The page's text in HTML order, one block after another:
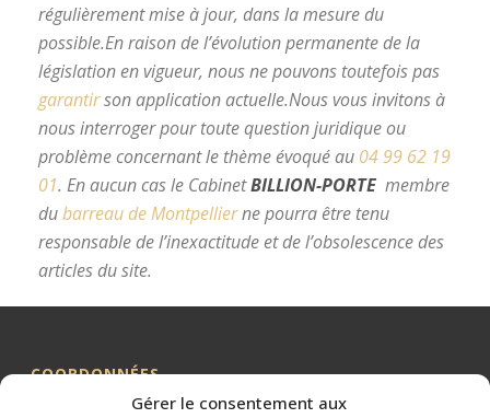
Gérer le consentement aux
régulièrement mise à jour, dans la mesure du
possible.En raison de l’évolution permanente de la
législation en vigueur, nous ne pouvons toutefois pas
garantirson application actuelle.Nous vous invitons à
nous interroger pour toute question juridique ou
problème concernant le thème évoqué au 04 99 62 19
01. En aucun cas le CabinetBILLION-PORTE membre
dubarreau de Montpellierne pourra être tenu
responsable de l’inexactitude et de l’obsolescence des
articles du site.
COORDONNÉES
Me BILLION-PORTE